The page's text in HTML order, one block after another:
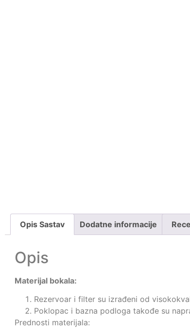
Opis Sastav Dodatne informacije
Opis
Materijal bokala:
Rezervoar i filter su izrađeni od
Poklopac i bazna podloga takođe su
Prednosti materijala: